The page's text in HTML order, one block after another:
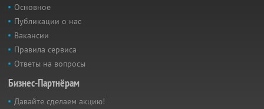
Основное
Публикации о нас
Вакансии
Правила сервиса
Ответы на вопросы
Бизнес-Партнёрам
Давайте сделаем акцию!